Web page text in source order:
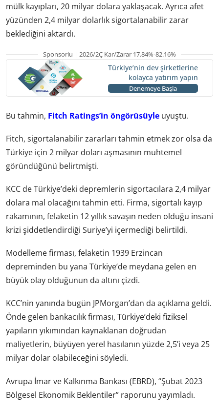
mülk kayıpları, 20 milyar dolara yaklaşacak. Ayrıca afet
yüzünden 2,4 milyar dolarlık sigortalanabilir zarar
beklediğini aktardı.
Sponsorlu | 2026/2Ç Kar/Zarar 17.84%-82.16%
Türkiye’nin dev şirketlerine
kolayca yatırım yapın
Denemeye Başla
Bu tahmin, Fitch Ratings’in öngörüsüyle uyuştu.
Fitch, sigortalanabilir zararları tahmin etmek zor olsa da
Türkiye için 2 milyar doları aşmasının muhtemel
göründüğünü belirtmişti.
KCC de Türkiye’deki depremlerin sigortacılara 2,4 milyar
dolara mal olacağını tahmin etti. Firma, sigortalı kayıp
rakamının, felaketin 12 yıllık savaşın neden olduğu insani
krizi şiddetlendirdiği Suriye’yi içermediği belirtildi.
Modelleme firması, felaketin 1939 Erzincan
depreminden bu yana Türkiye’de meydana gelen en
büyük olay olduğunun da altını çizdi.
KCC’nin yanında bugün JPMorgan’dan da açıklama geldi.
Önde gelen bankacılık firması, Türkiye’deki fiziksel
yapıların yıkımından kaynaklanan doğrudan
maliyetlerin, büyüyen yerel hasılanın yüzde 2,5’i veya 25
milyar dolar olabileceğini söyledi.
Avrupa İmar ve Kalkınma Bankası (EBRD), “Şubat 2023
Bölgesel Ekonomik Beklentiler” raporunu yayımladı.